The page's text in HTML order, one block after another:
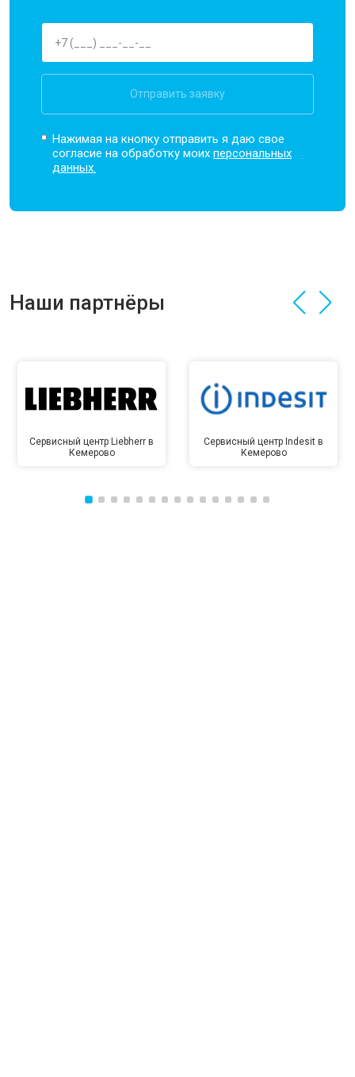
Отправить заявку
Нажимая на кнопку отправить я даю свое
согласие на обработку моихперсональных
данных.
Наши партнёры
Сервисный центр Liebherr в
Кемерово
Сервисный центр Indesit в
Кемерово